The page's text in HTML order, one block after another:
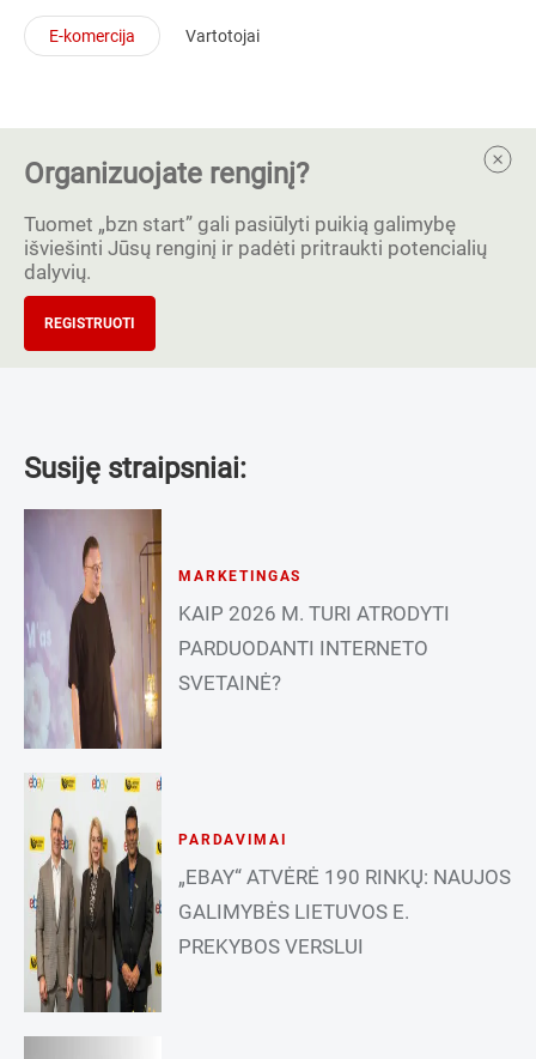
E-komercija Vartotojai
Organizuojate renginį?
Tuomet „bzn start” gali pasiūlyti puikią galimybę
išviešinti Jūsų renginį ir padėti pritraukti potencialių
dalyvių.
REGISTRUOTI
Susiję straipsniai:
MARKETINGAS
KAIP 2026 M. TURI ATRODYTI
PARDUODANTI INTERNETO
SVETAINĖ?
PARDAVIMAI
„EBAY“ ATVĖRĖ 190 RINKŲ: NAUJOS
GALIMYBĖS LIETUVOS E.
PREKYBOS VERSLUI